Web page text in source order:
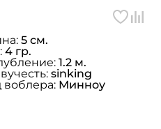
5 см.
4 гр.
1.2 м.
sinking
воблера: Минноу